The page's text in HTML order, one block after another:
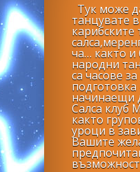
Тук може
танцувате
карибските
ча… както и
народни
са часове
начинаещи
Салса клуб
както
уроци в
Вашите